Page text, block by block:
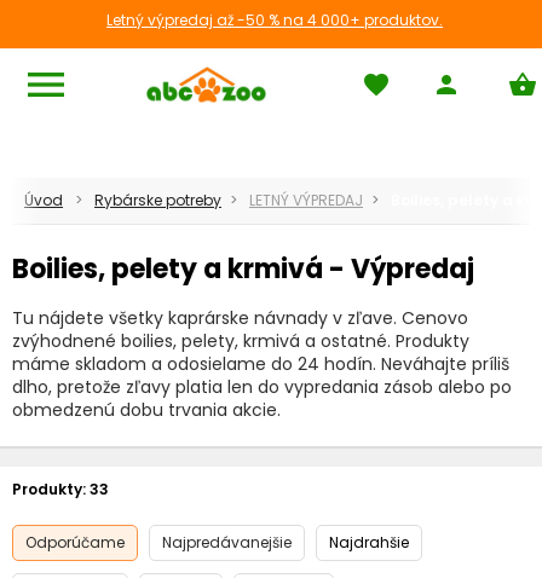
Letný výpredaj až -50 % na 4 000+ produktov.
menu favorite person shopping_basket
Úvod Rybárske potreby LETNÝ VÝPREDAJ
Boilies, pelety a krmivá - Výpredaj
Tu nájdete všetky kaprárske návnady v zľave. Cenovo
zvýhodnené boilies, pelety, krmivá a ostatné. Produkty
máme skladom a odosielame do 24 hodín. Neváhajte príliš
dlho, pretože zľavy platia len do vypredania zásob alebo po
obmedzenú dobu trvania akcie.
Produkty:33
Odporúčame Najpredávanejšie Najdrahšie